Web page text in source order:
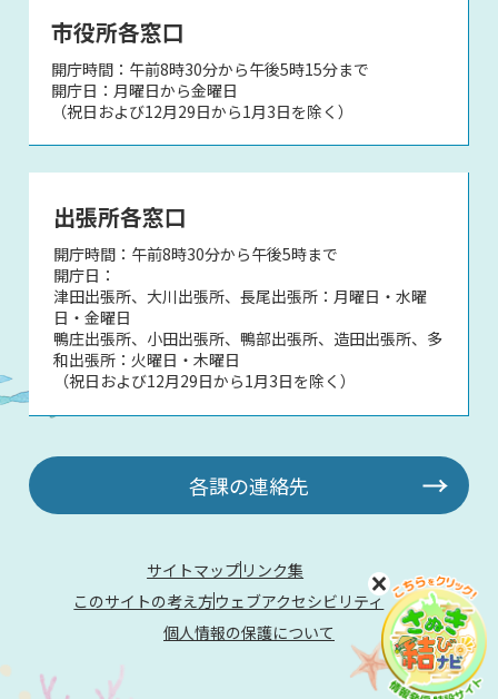
市役所各窓口
開庁時間：午前8時30分から午後5時15分まで
開庁日：月曜日から金曜日
（祝日および12月29日から1月3日を除く）
出張所各窓口
開庁時間：午前8時30分から午後5時まで
開庁日：
津田出張所、大川出張所、長尾出張所：月曜日・水曜
日・金曜日
鴨庄出張所、小田出張所、鴨部出張所、造田出張所、多
和出張所：火曜日・木曜日
（祝日および12月29日から1月3日を除く）
各課の連絡先
サイトマップ リンク集
このサイトの考え方ウェブアクセシビリティ
個人情報の保護について